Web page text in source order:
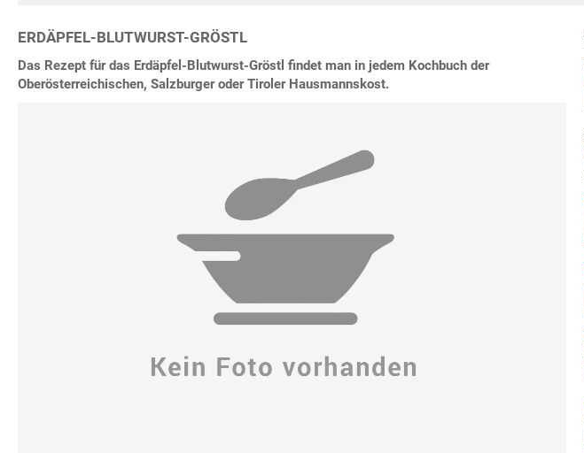
ERDÄPFEL-BLUTWURST-GRÖSTL
Das Rezept für das Erdäpfel-Blutwurst-Gröstl findet man in jedem Kochbuch der
Oberösterreichischen, Salzburger oder Tiroler Hausmannskost.